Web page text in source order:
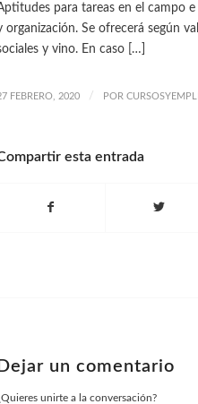
para tareas en el campo
organización. Se ofrecerá según
y vino. En caso […]
FEBRERO, 2020 / POR
esta entrada
Dejar un comentario
unirte a la conversación?